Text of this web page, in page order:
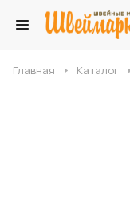
Главная Каталог